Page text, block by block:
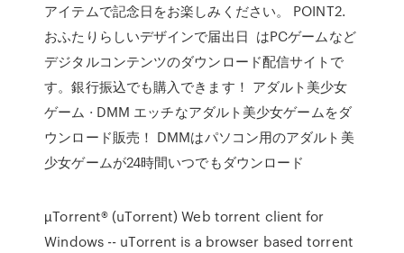
アイテムで記念日をお楽しみください。 POINT2.
おふたりらしいデザインで届出日 はPCゲームなど
デジタルコンテンツのダウンロード配信サイトで
す。銀行振込でも購入できます！ アダルト美少女
ゲーム · DMM エッチなアダルト美少女ゲームをダ
ウンロード販売！ DMMはパソコン用のアダルト美
少女ゲームが24時間いつでもダウンロード
µTorrent® (uTorrent) Web torrent client for
Windows -- uTorrent is a browser based torrent